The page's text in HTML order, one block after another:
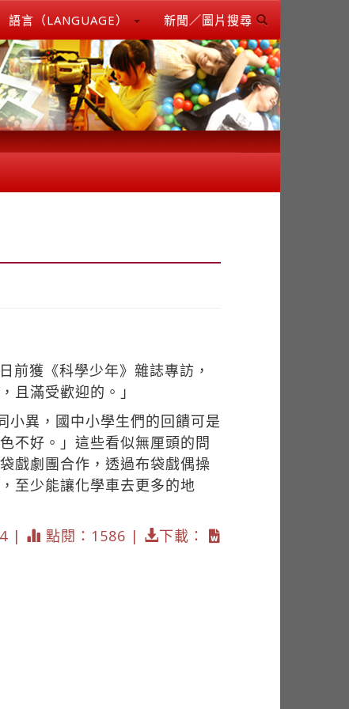
語言（LANGUAGE） 新聞／圖片搜尋
前獲《科學少年》雜誌專訪，
且滿受歡迎的。」
小異，國中小學生們的回饋可是
不好。」這些看似無厘頭的問
戲劇團合作，透過布袋戲偶操
至少能讓化學車去更多的地
| 點閱：1586 | 下載：